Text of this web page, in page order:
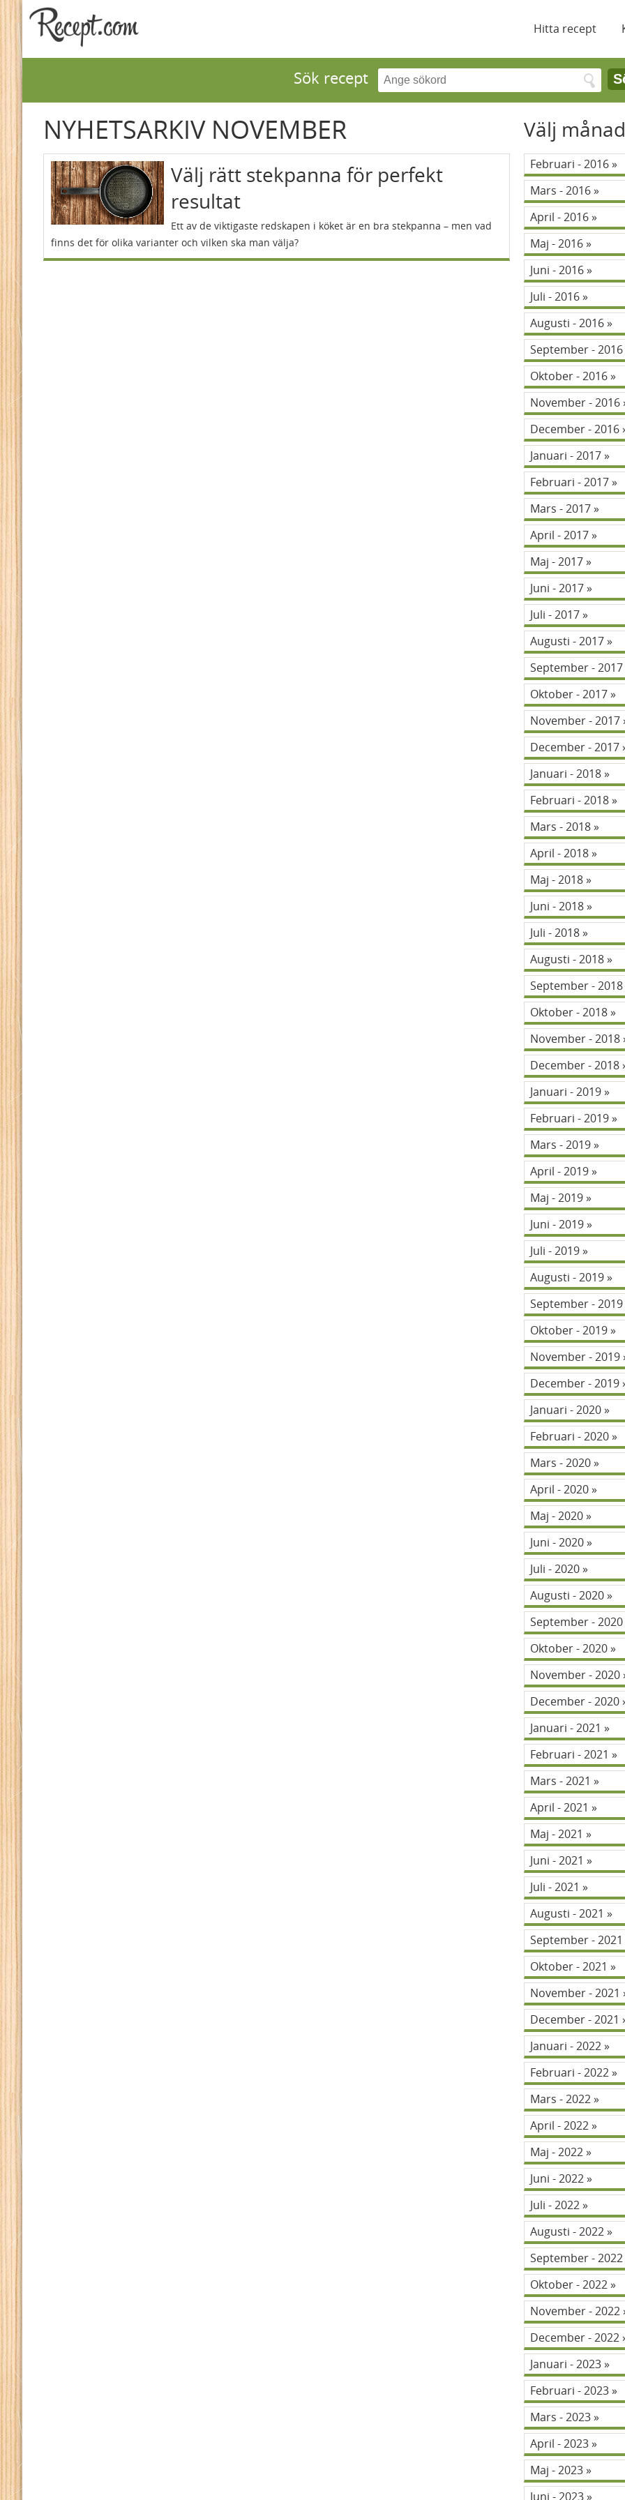
Hitta recept
Sök recept
NYHETSARKIV NOVEMBER
Välj rätt stekpanna för perfekt
resultat
Ett av de viktigaste redskapen i köket är en bra stekpanna – men vad
finns det för olika varianter och vilken ska man välja?
Välj månad
Februari - 2016
Mars - 2016
April - 2016
Maj - 2016
Juni - 2016
Juli - 2016
Augusti - 2016
September - 2016
Oktober - 2016
November - 2016
December - 2016
Januari - 2017
Februari - 2017
Mars - 2017
April - 2017
Maj - 2017
Juni - 2017
Juli - 2017
Augusti - 2017
September - 2017
Oktober - 2017
November - 2017
December - 2017
Januari - 2018
Februari - 2018
Mars - 2018
April - 2018
Maj - 2018
Juni - 2018
Juli - 2018
Augusti - 2018
September - 2018
Oktober - 2018
November - 2018
December - 2018
Januari - 2019
Februari - 2019
Mars - 2019
April - 2019
Maj - 2019
Juni - 2019
Juli - 2019
Augusti - 2019
September - 2019
Oktober - 2019
November - 2019
December - 2019
Januari - 2020
Februari - 2020
Mars - 2020
April - 2020
Maj - 2020
Juni - 2020
Juli - 2020
Augusti - 2020
September - 2020
Oktober - 2020
November - 2020
December - 2020
Januari - 2021
Februari - 2021
Mars - 2021
April - 2021
Maj - 2021
Juni - 2021
Juli - 2021
Augusti - 2021
September - 2021
Oktober - 2021
November - 2021
December - 2021
Januari - 2022
Februari - 2022
Mars - 2022
April - 2022
Maj - 2022
Juni - 2022
Juli - 2022
Augusti - 2022
September - 2022
Oktober - 2022
November - 2022
December - 2022
Januari - 2023
Februari - 2023
Mars - 2023
April - 2023
Maj - 2023
Juni - 2023